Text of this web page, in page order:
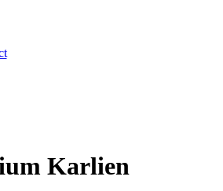
Karlien